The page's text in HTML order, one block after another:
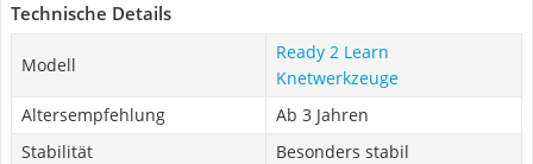
Technische Details
Modell
Ready 2 Learn
Knetwerkzeuge
Altersempfehlung
Ab 3 Jahren
Stabilität
Besonders stabil